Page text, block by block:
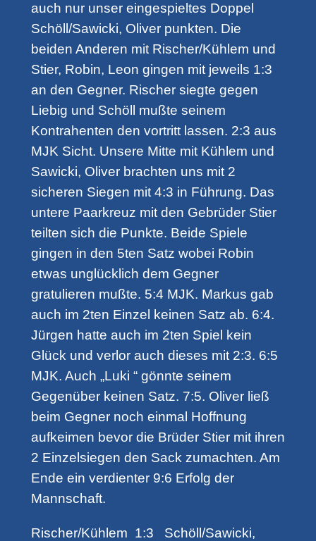
auch nur unser eingespieltes Doppel
Schöll/Sawicki, Oliver punkten. Die
beiden Anderen mit Rischer/Kühlem und
Stier, Robin, Leon gingen mit jeweils 1:3
an den Gegner. Rischer siegte gegen
Liebig und Schöll mußte seinem
Kontrahenten den vortritt lassen. 2:3 aus
MJK Sicht. Unsere Mitte mit Kühlem und
Sawicki, Oliver brachten uns mit 2
sicheren Siegen mit 4:3 in Führung. Das
untere Paarkreuz mit den Gebrüder Stier
teilten sich die Punkte. Beide Spiele
gingen in den 5ten Satz wobei Robin
etwas unglücklich dem Gegner
gratulieren mußte. 5:4 MJK. Markus gab
auch im 2ten Einzel keinen Satz ab. 6:4.
Jürgen hatte auch im 2ten Spiel kein
Glück und verlor auch dieses mit 2:3. 6:5
MJK. Auch „Luki “ gönnte seinem
Gegenüber keinen Satz. 7:5. Oliver ließ
beim Gegner noch einmal Hoffnung
aufkeimen bevor die Brüder Stier mit ihren
2 Einzelsiegen den Sack zumachten. Am
Ende ein verdienter 9:6 Erfolg der
Mannschaft.
Rischer/Kühlem 1:3 Schöll/Sawicki,